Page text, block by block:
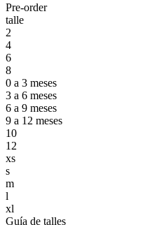
Pre-order
talle
2
4
6
8
0 a 3 meses
3 a 6 meses
6 a 9 meses
9 a 12 meses
10
12
xs
s
m
l
xl
Guía de talles